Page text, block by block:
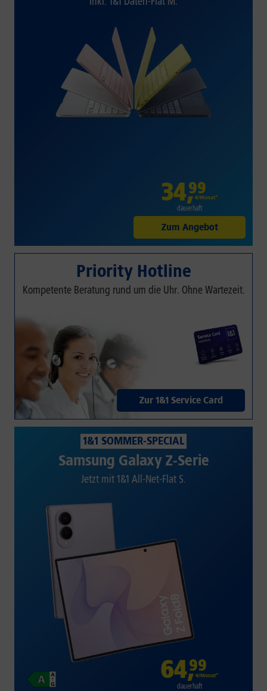
34,99
€/Monat*
dauerhaft
Zum Angebot
Priority Hotline
Kompetente Beratung rund um die Uhr. Ohne Wartezeit.
Zur 1&1 Service Card
1&1 SOMMER-SPECIAL
Samsung Galaxy Z-Serie
Jetzt mit 1&1 All-Net-Flat S.
64,99
€/Monat*
dauerhaft